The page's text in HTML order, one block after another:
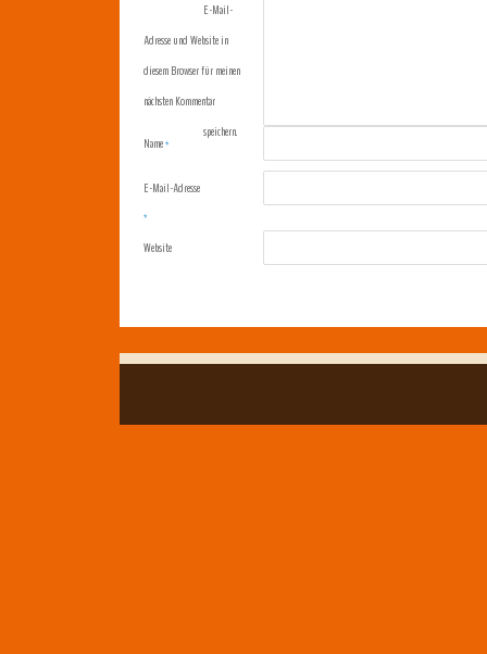
Name*
E-Mail-Adresse
*
Website
E-Mail-
Adresse und Website in
diesem Browser für meinen
nächsten Kommentar
speichern.